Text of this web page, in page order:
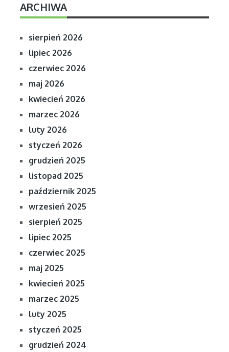
ARCHIWA
sierpień 2026
lipiec 2026
czerwiec 2026
maj 2026
kwiecień 2026
marzec 2026
luty 2026
styczeń 2026
grudzień 2025
listopad 2025
październik 2025
wrzesień 2025
sierpień 2025
lipiec 2025
czerwiec 2025
maj 2025
kwiecień 2025
marzec 2025
luty 2025
styczeń 2025
grudzień 2024